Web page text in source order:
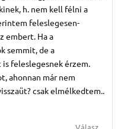
h. nem kell félni a
feleslegesen-
embert. Ha a
semmit, de a
feleslegesnek érzem.
ahonnan már nem
csak elmélkedtem..
Válasz